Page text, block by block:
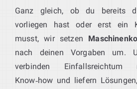
Ganz gleich, ob du bereits
vorliegen hast oder erst ein
musst, wir setzen
nach deinen Vorgaben um.
verbinden Einfallsreichtum
Know‑how und liefern